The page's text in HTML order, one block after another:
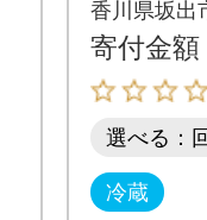
香川 四
ム
香川県坂出
寄付金額
選べる：
冷蔵